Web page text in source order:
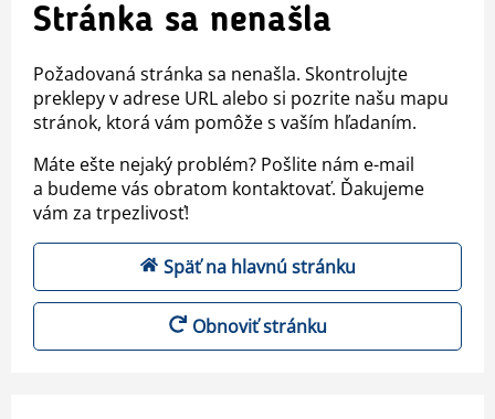
Stránka sa nenašla
Požadovaná stránka sa nenašla. Skontrolujte
preklepy v adrese URL alebo si pozrite našu mapu
stránok, ktorá vám pomôže s vaším hľadaním.
Máte ešte nejaký problém? Pošlite nám e-mail
a budeme vás obratom kontaktovať. Ďakujeme
vám za trpezlivosť!
Späť na hlavnú stránku
Obnoviť stránku